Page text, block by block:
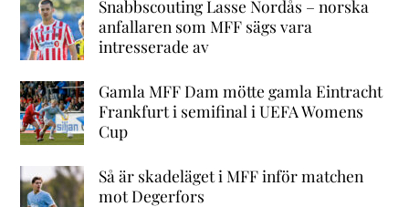
Snabbscouting Lasse Nordås – norska
anfallaren som MFF sägs vara
intresserade av
Gamla MFF Dam mötte gamla Eintracht
Frankfurt i semifinal i UEFA Womens
Cup
Så är skadeläget i MFF inför matchen
mot Degerfors